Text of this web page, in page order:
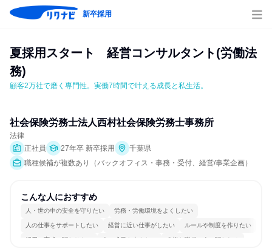
新卒採用
夏採用スタート　経営コンサルタント(労働法
務)
顧客2万社で磨く専門性。実働7時間で叶える成長と私生活。
社会保険労務士法人西村社会保険労務士事務所
法律
正社員
27年卒 新卒採用
千葉県
職種候補が複数あり（バックオフィス・事務・受付、経営/事業企画）
こんな人におすすめ
人・世の中の安全を守りたい 労務・労働環境をよくしたい
人の仕事をサポートしたい 経営に近い仕事がしたい ルールや制度を作りたい
採用・育成に関わりたい 人の成長を支えたい 多様な職種の人と関われる